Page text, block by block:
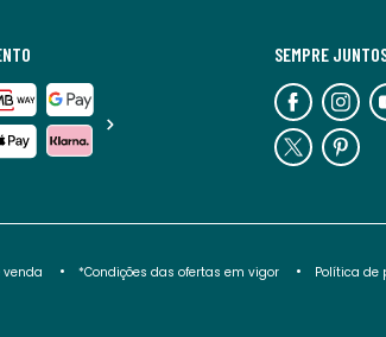
SEMPRE
venda *Condições das ofertas em vigor Política de